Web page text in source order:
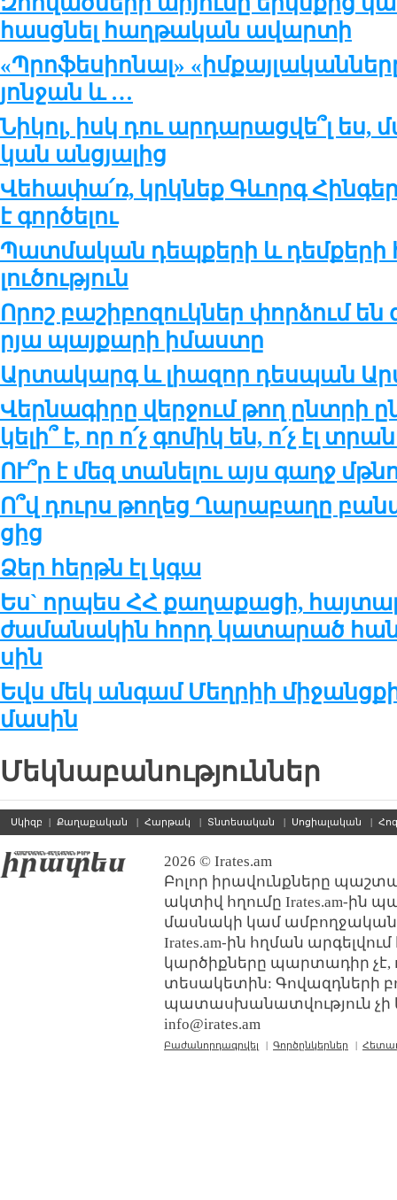
հասց­նել հաղ­թա­կան ա­վար­տի
«Պրո­ֆե­սիո­նալ»
յոն­ջան և …
Նի­կոլ, իսկ դու ար­դա­րաց­վե՞լ ես,
կան ան­ց­յա­լից
Վե­հա­փա՛ռ, կրկ­նեք Գևորգ
է գոր­ծե­լու
Պատ­մա­կան դեպ­քե­րի և
լու­ծու­թ­յուն
Որոշ բա­շի­բո­զուկ­ներ փոր­ձում
ր­յա պայ­քա­րի ի­մաս­տը
Արտա­կարգ և լիա­զոր դես­պան
Վեր­նա­գի­րը վեր­ջում թող
կե­լի՞ է, որ ո՛չ գո­միկ են, ո՛չ էլ
ՈՒ՞ր է մեզ տա­նե­լու այս գաղջ
Ո՞վ դուրս թո­ղեց Ղա­րա­բա­ղը
ցից
Ձեր հերթն էլ կգա
Ես` որ­պես ՀՀ քա­ղա­քա­ցի,
ժա­մա­նա­կին հորդ կա­տա­րած
սին
Եվս մեկ անգամ Մեղրիի
մասին
Մեկնաբանություններ
Սկիզբ | Քաղաքական | Հարթակ | Տնտեսական | Սոցիալական |
2026 © Irates.am
Բոլոր իրավունքները
ակտիվ հղումը Irates.am-ին
մասնակի կամ ամբողջական
Irates.am-ին հղման
կարծիքները պարտադիր չէ,
տեսակետին: Գովազդների
պատասխանատվություն չի
info@irates.am
Բաժանորդագրվել | Գործընկերներ |